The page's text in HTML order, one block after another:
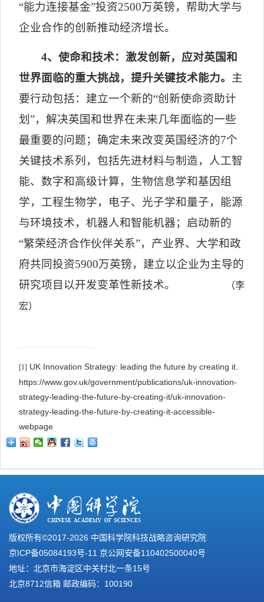
“能力连接基金”投资2500万英镑，帮助大学与
企业合作的创新推动经济增长。
4、使命和技术：激发创新，应对英国和
世界面临的重大挑战，提升关键技术能力。 主
要行动包括：建立一个新的“创新使命资助计
划”，解决英国和世界在未来几年面临的一些
最重要的问题；确定未来改变英国经济的7个
关键技术系列，包括先进材料与制造，人工智
能、数字和高级计算，生物信息学和基因组
学，工程生物学，电子、光子学和量子，能源
与环境技术，机器人和智能机器；启动新的
“繁荣经济合作伙伴关系”，产业界、大学和政
府共同投资5900万英镑，建立以企业为主导的
研究项目以开发变革性新技术。
（李
宏）
[1] UK Innovation Strategy: leading the future by creating it.
https://www.gov.uk/government/publications/uk-innovation-
strategy-leading-the-future-by-creating-it/uk-innovation-
strategy-leading-the-future-by-creating-it-accessible-
webpage
版权所有©2017-2026 中国科学院科技战略咨询研究院
京ICP备05084193号-11 京公网安备110402500040号
地址：北京市海淀区中关村北一条15号
北京8712信箱 邮政编码：100190